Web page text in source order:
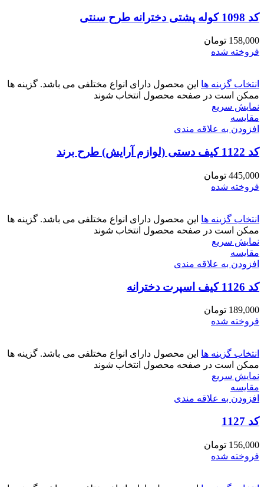
کد 1098 کوله پشتی دخترانه طرح سنتی
158,000 تومان
فروخته شده
انتخاب گزینه ها این محصول دارای انواع مختلفی می باشد. گزینه ها
ممکن است در صفحه محصول انتخاب شوند
نمایش سریع
مقايسه
افزودن به علاقه مندی
کد 1122 کیف دستی (لوازم آرایش) طرح برند
445,000 تومان
فروخته شده
انتخاب گزینه ها این محصول دارای انواع مختلفی می باشد. گزینه ها
ممکن است در صفحه محصول انتخاب شوند
نمایش سریع
مقايسه
افزودن به علاقه مندی
کد 1126 کیف اسپرت دخترانه
189,000 تومان
فروخته شده
انتخاب گزینه ها این محصول دارای انواع مختلفی می باشد. گزینه ها
ممکن است در صفحه محصول انتخاب شوند
نمایش سریع
مقايسه
افزودن به علاقه مندی
کد 1127
156,000 تومان
فروخته شده